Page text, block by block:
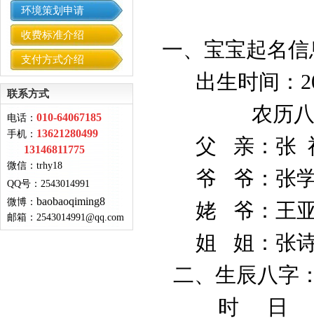
环境策划申请
收费标准介绍
支付方式介绍
联系方式
电话： 010-64067185
手机： 13621280499
13146811775
微信： trhy18
QQ号 ： 2543014991
微博： baobaoqiming8
邮箱： 2543014991@qq.com
一、宝宝起名
出生时间：
农历八月
父 亲：
爷 爷：张
姥 爷：王
姐 姐：张
二、生辰八字
时 日